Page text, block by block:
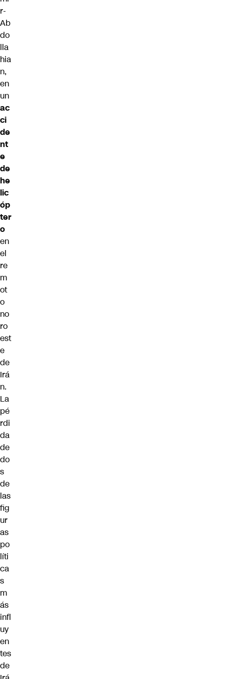
r-
Ab
do
lla
hia
n,
en
un
ac
ci
de
nt
e
de
he
lic
óp
ter
o
en
el
re
m
ot
o
no
ro
est
e
de
Irá
n.
La
pé
rdi
da
de
do
s
de
las
fig
ur
as
po
líti
ca
s
m
ás
infl
uy
en
tes
de